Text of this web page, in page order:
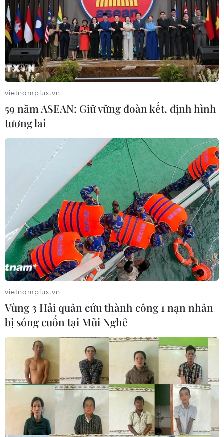
vietnamplus.vn
59 năm ASEAN: Giữ vững đoàn kết, định hình
tương lai
vietnamplus.vn
Vùng 3 Hải quân cứu thành công 1 nạn nhân
bị sóng cuốn tại Mũi Nghê